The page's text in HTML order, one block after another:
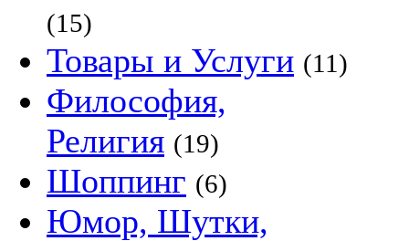
(15)
Товары и Услуги (11)
Философия,
Религия (19)
Шоппинг (6)
Юмор, Шутки,